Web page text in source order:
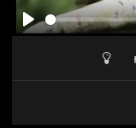
PLAY